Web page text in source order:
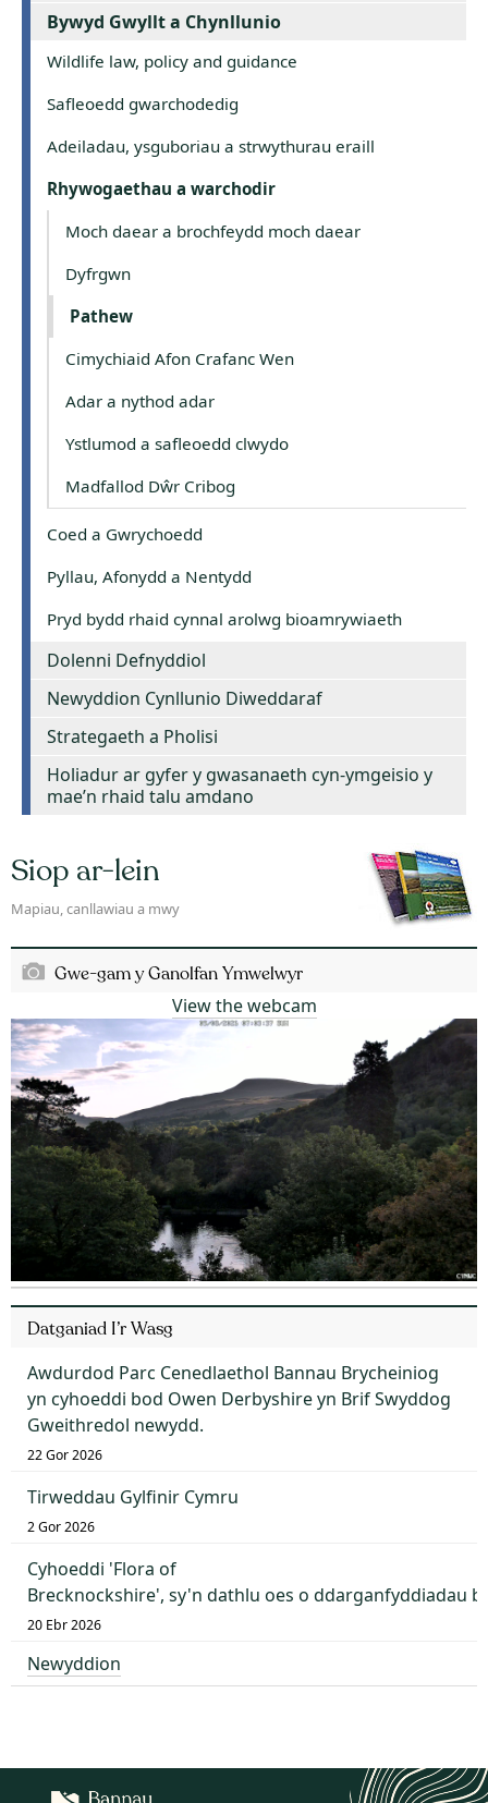
Bywyd Gwyllt a Chynllunio
Wildlife law, policy and guidance
Safleoedd gwarchodedig
Adeiladau, ysguboriau a strwythurau eraill
Rhywogaethau a warchodir
Moch daear a brochfeydd moch daear
Dyfrgwn
Pathew
Cimychiaid Afon Crafanc Wen
Adar a nythod adar
Ystlumod a safleoedd clwydo
Madfallod Dŵr Cribog
Coed a Gwrychoedd
Pyllau, Afonydd a Nentydd
Pryd bydd rhaid cynnal arolwg bioamrywiaeth
Dolenni Defnyddiol
Newyddion Cynllunio Diweddaraf
Strategaeth a Pholisi
Holiadur ar gyfer y gwasanaeth cyn-ymgeisio y
mae’n rhaid talu amdano
Siop ar-lein
Mapiau, canllawiau a mwy
Gwe-gam y Ganolfan Ymwelwyr
View the webcam
Datganiad I’r Wasg
Awdurdod Parc Cenedlaethol Bannau Brycheiniog
yn cyhoeddi bod Owen Derbyshire yn Brif Swyddog
Gweithredol newydd.
22 Gor 2026
Tirweddau Gylfinir Cymru
2 Gor 2026
Cyhoeddi 'Flora of
Brecknockshire', sy'n dathlu oes o ddarganfyddiadau
20 Ebr 2026
Newyddion